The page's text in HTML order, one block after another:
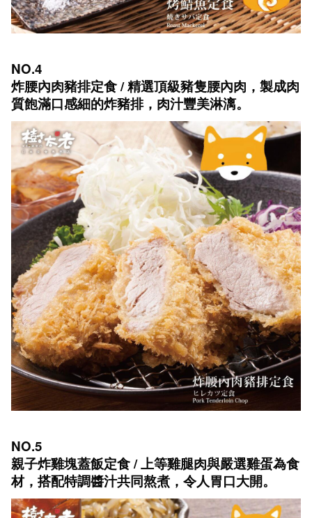
NO.4
炸腰內肉豬排定食 / 精選頂級豬隻腰內肉，製成肉
質飽滿口感細的炸豬排，肉汁豐美淋漓。
NO.5
親子炸雞塊蓋飯定食 / 上等雞腿肉與嚴選雞蛋為食
材，搭配特調醬汁共同熬煮，令人胃口大開。